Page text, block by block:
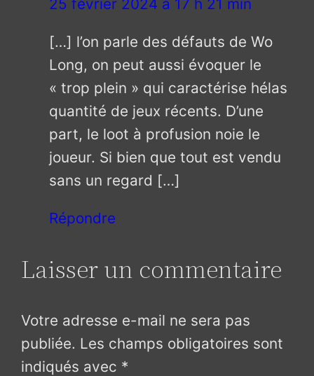
25 février 2024 à 17 h 21 min
[…] l’on parle des défauts de Wo
Long, on peut aussi évoquer le
« trop plein » qui caractérise hélas
quantité de jeux récents. D’une
part, le loot à profusion noie le
joueur. Si bien que tout est vendu
sans un regard […]
Répondre
Laisser un commentaire
Votre adresse e-mail ne sera pas
publiée. Les champs obligatoires sont
indiqués avec *